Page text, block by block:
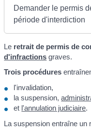
Demander le permis
période d'interdiction
Le retrait de permis de
d'infractions graves.
Trois procédures
l'invalidation,
la suspension,
et l'annulation judiciaire.
La suspension entraîne un